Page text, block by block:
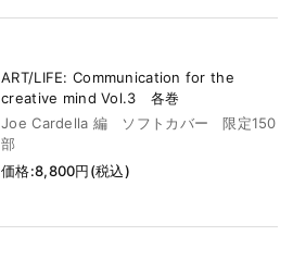
ART/LIFE: Communication for the
creative mind Vol.3 各巻
Joe Cardella 編 ソフトカバー 限定150
部
価格:8,800円(税込)